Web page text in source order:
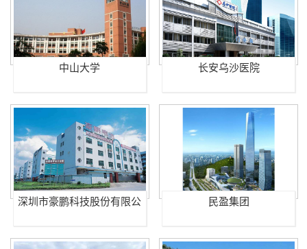
中山大学 长安乌沙医院
深圳市豪鹏科技股份有限公
民盈集团